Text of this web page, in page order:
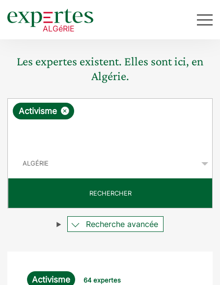
Les expertes existent. Elles sont ici, en
Algérie.
R
ê
e
×
Activisme
RECHERCHER
Recherche avancée
Activisme 64 expertes